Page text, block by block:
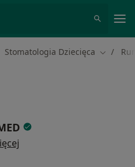
Stomatologia Dziecięca Zmień